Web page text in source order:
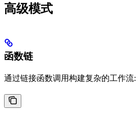
高级模式
函数链
通过链接函数调用构建复杂的工作流: